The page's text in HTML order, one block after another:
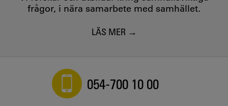
frågor, i nära samarbete med samhället.
LÄS MER
054-700 10 00